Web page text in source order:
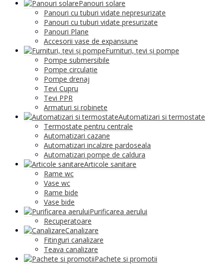
Panouri solare
Panouri cu tuburi vidate nepresurizate
Panouri cu tuburi vidate presurizate
Panouri Plane
Accesorii vase de expansiune
Furnituri, țevi și pompe
Pompe submersibile
Pompe circulație
Pompe drenaj
Tevi Cupru
Tevi PPR
Armaturi si robinete
Automatizari si termostate
Termostate pentru centrale
Automatizari cazane
Automatizari incalzire pardoseala
Automatizari pompe de caldura
Articole sanitare
Rame wc
Vase wc
Rame bide
Vase bide
Purificarea aerului
Recuperatoare
Canalizare
Fitinguri canalizare
Teava canalizare
Pachete si promotii